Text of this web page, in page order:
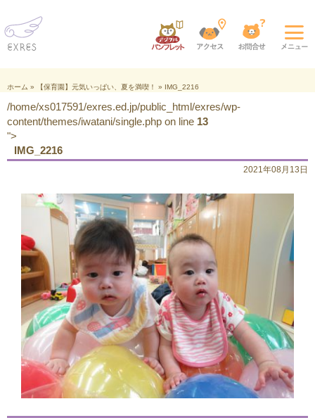
ホーム » 【保育園】元気いっぱい、夏を満喫！ » IMG_2216
/home/xs017591/exres.ed.jp/public_html/exres/wp-
content/themes/iwatani/single.php on line 13
">
IMG_2216
2021年08月13日